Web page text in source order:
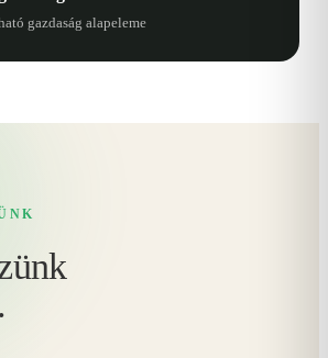
gazdaság alapeleme